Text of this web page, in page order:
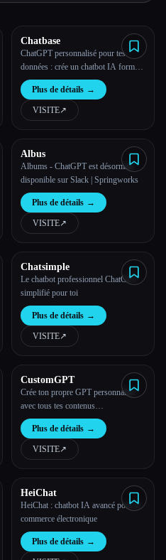
Chatbase
ChatGPT personnalisé pour tes
données : crée un chatbot IA formé à
partir de tes données
Plus de détails →
VISITE↗︎
Albus
Albums - ChatGPT est désormais
disponible sur Slack | Springworks
Plus de détails →
VISITE↗︎
Chatsimple
Le chatbot professionnel ChatGPT
simplifié pour toi
Plus de détails →
VISITE↗︎
CustomGPT
Crée ton propre GPT personnalisé
avec tous tes contenus
professionnels
Plus de détails →
VISITE↗︎
HeiChat
HeiChat : chatbot IA avancé pour le
commerce électronique
Plus de détails →